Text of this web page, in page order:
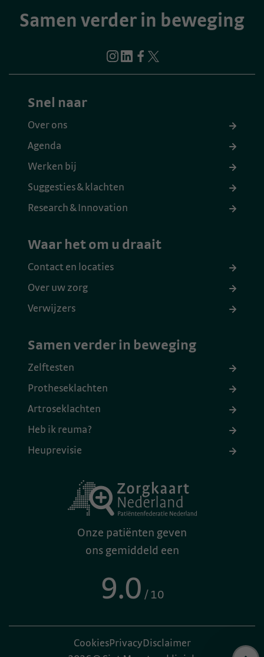
Samen verder in beweging
Snel naar
Over ons
Agenda
Werken bij
Suggesties & klachten
Research & Innovation
Waar het om u draait
Contact en locaties
Over uw zorg
Verwijzers
Samen verder in beweging
Zelftesten
Protheseklachten
Artroseklachten
Heb ik reuma?
Heuprevisie
Onze patiënten geven
ons gemiddeld een
9.0 / 10
CookiesPrivacyDisclaimer